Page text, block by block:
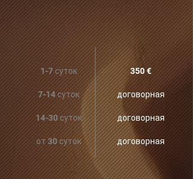
1-7 суток
7-14 суток
350 €‎
договорная
14-30 суток
от 30 суток
договорная
договорная